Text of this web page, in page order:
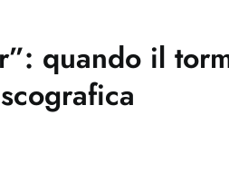
quando il